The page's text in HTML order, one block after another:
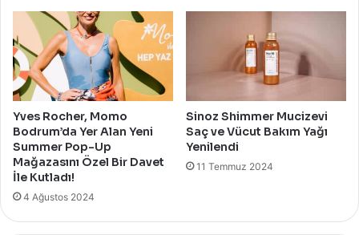
Yves Rocher, Momo
Bodrum’da Yer Alan Yeni
Summer Pop-Up
Mağazasını Özel Bir Davet
İle Kutladı!
4 Ağustos 2024
Sinoz Shimmer Mucizevi
Saç ve Vücut Bakım Yağı
Yenilendi
11 Temmuz 2024